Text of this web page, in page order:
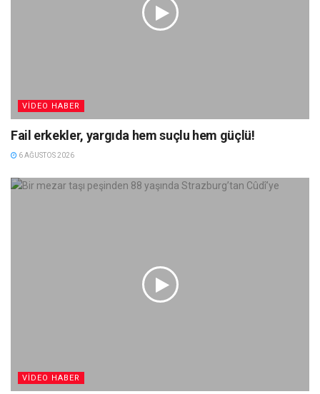
VIDEO HABER
Fail erkekler, yargıda hem suçlu hem güçlü!
6 AĞUSTOS 2026
VIDEO HABER